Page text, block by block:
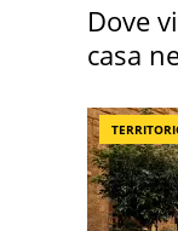
Dove
casa